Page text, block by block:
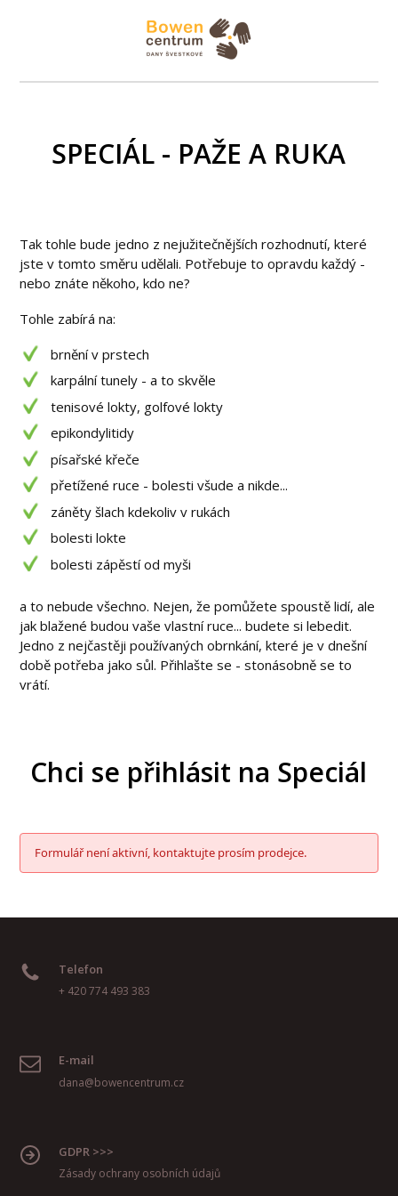
SPECIÁL - PAŽE A RUKA
Tak tohle bude jedno z nejužitečnějších rozhodnutí, které
jste v tomto směru udělali. Potřebuje to opravdu každý -
nebo znáte někoho, kdo ne?
Tohle zabírá na:
brnění v prstech
karpální tunely - a to skvěle
tenisové lokty, golfové lokty
epikondylitidy
písařské křeče
přetížené ruce - bolesti všude a nikde...
záněty šlach kdekoliv v rukách
bolesti lokte
bolesti zápěstí od myši
a to nebude všechno. Nejen, že pomůžete spoustě lidí, ale
jak blažené budou vaše vlastní ruce... budete si lebedit.
Jedno z nejčastěji používaných obrnkání, které je v dnešní
době potřeba jako sůl. Přihlašte se - stonásobně se to
vrátí.
Chci se přihlásit na Speciál
Formulář není aktivní, kontaktujte prosím prodejce.
Telefon
+ 420 774 493 383
E-mail
dana@bowencentrum.cz
GDPR >>>
Zásady ochrany osobních údajů